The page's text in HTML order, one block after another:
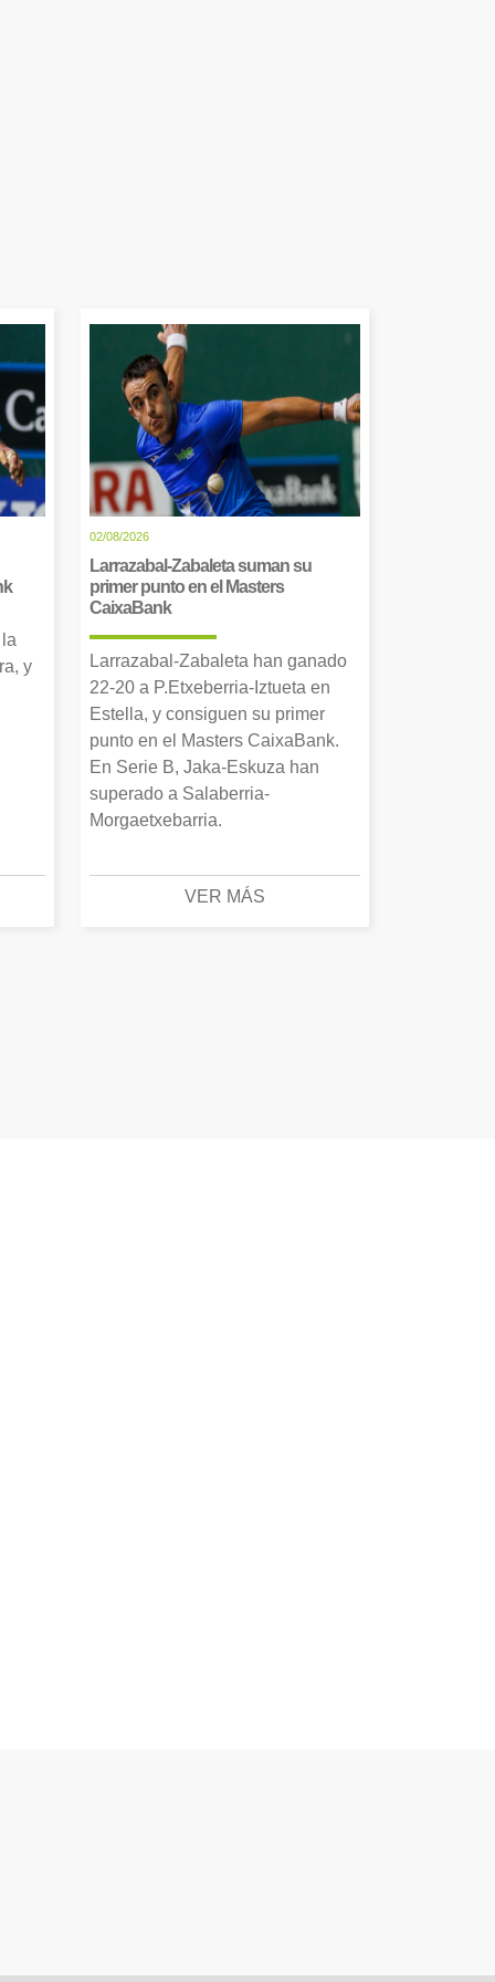
y
02/08/2026
Larrazabal-Zabaleta suman su
primer punto en el Masters
CaixaBank
Larrazabal-Zabaleta han ganado
22-20 a P.Etxeberria-Iztueta en
Estella, y consiguen su primer
punto en el Masters CaixaBank.
En Serie B, Jaka-Eskuza han
superado a Salaberria-
Morgaetxebarria.
VER MÁS